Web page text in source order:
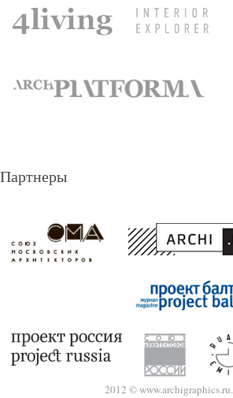
Партнеры
2012 © www.archigraphics.ru.